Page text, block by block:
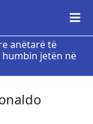
anëtarë të
humbin jetën në